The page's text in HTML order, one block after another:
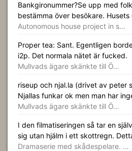
Bankgironummer?Se upp med
bestämma över besökare.
Autonomous house project in s…
Proper tea: Sant. Egentligen
i2p. Det normala nätet är fucked.
Mullvads ägare skänkte till Ö…
riseup och njal.la (drivet av peter
Njallas funkar ok men man har
Mullvads ägare skänkte till Ö…
I den filmatiseringen så tar en
sig utan hjälm i ett skottregn.
Dramaserie med skådespelare. …